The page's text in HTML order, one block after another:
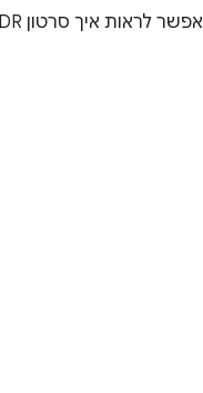
אפשר לראות איך סרטון HDR מצלמים את השקיעה בצורה מרהיבה יותר.